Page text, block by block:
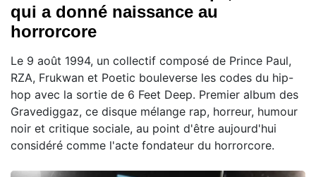
qui a donné naissance au
horrorcore
Le 9 août 1994, un collectif composé de Prince Paul,
RZA, Frukwan et Poetic bouleverse les codes du hip-
hop avec la sortie de 6 Feet Deep. Premier album des
Gravediggaz, ce disque mélange rap, horreur, humour
noir et critique sociale, au point d'être aujourd'hui
considéré comme l'acte fondateur du horrorcore.